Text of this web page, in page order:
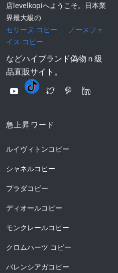
店levelkopiへようこそ。日本業
界最大級の
セリーヌ コピー 、
ノースフェ
イス コピー
などハイブランド偽物ｎ級
品直販サイト。
急上昇ワード
ルイヴィトンコピー
シャネルコピー
プラダコピー
ディオールコピー
モンクレールコピー
クロムハーツ コピー
バレンシアガコピー